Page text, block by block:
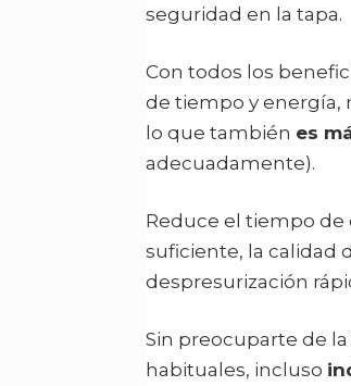
seguridad en la tapa.
Con todos los
de tiempo y energía,
lo que también es
adecuadamente).
Reduce el tiempo de
suficiente, la calidad
despresurización
Sin preocuparte de
habituales, incluso